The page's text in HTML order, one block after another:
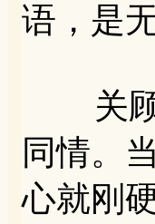
语，是
关顾
同情。
心就刚